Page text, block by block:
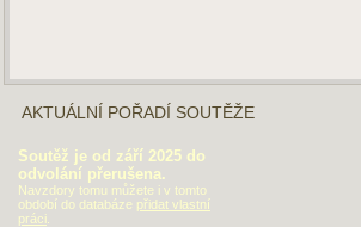
AKTUÁLNÍ POŘADÍ SOUTĚŽE
Soutěž je od září 2025 do
odvolání přerušena.
Navzdory tomu můžete i v tomto
období do databáze přidat vlastní
práci